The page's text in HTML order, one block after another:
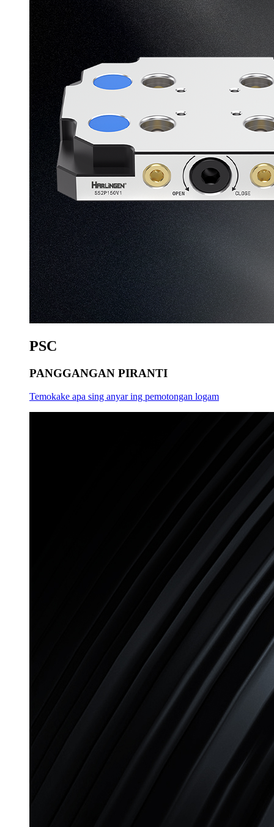
PSC
PANGGANGAN PIRANTI
Temokake apa sing anyar ing pemotongan logam